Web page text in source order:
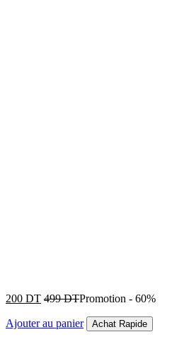
200 DT 499DTPromotion - 60%
Ajouter au panier Achat Rapide